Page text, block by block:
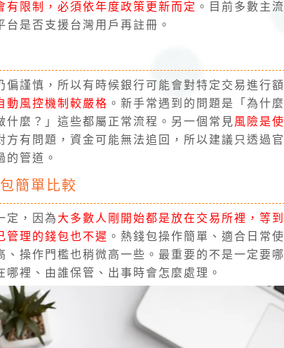
限制，必須依年度政策更新而定 。目前多數主流
是否支援台灣用戶再註冊。
謹慎，所以有時候銀行可能會對特定交易進行額
動風控機制較嚴格 。新手常遇到的問題是「為什麼
麼？」這些都屬正常流程。另一個常見風險是使
方有問題，資金可能無法追回，所以建議只透過官
的管道。
簡單比較
定，因為 大多數人剛開始都是放在交易所裡，等到
管理的錢包也不遲 。熱錢包操作簡單、適合日常使
操作門檻也稍微高一些。最重要的不是一定要哪
裡、由誰保管、出事時會怎麼處理。